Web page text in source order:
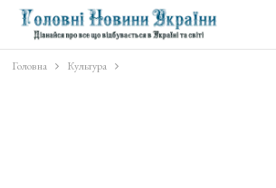
Головна Культура